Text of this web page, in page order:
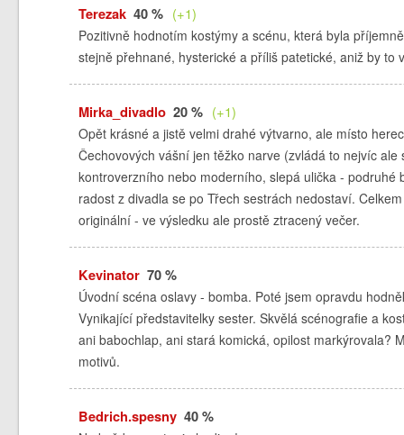
Terezak40 % (+1)
Pozitivně hodnotím kostýmy a scénu, která byla
stejně přehnané, hysterické a příliš patetické, aniž by to
Mirka_divadlo20 % (+1)
Opět krásné a jistě velmi drahé výtvarno, ale místo
Čechovových vášní jen těžko narve (zvládá to nejvíc
kontroverzního nebo moderního, slepá ulička -
radost z divadla se po Třech sestrách nedostaví.
originální - ve výsledku ale prostě ztracený večer.
Kevinator70 %
Úvodní scéna oslavy - bomba. Poté jsem opravdu
Vynikající představitelky sester. Skvělá scénografie a
ani babochlap, ani stará komická, opilost markýrovala?
motivů.
Bedrich.spesny40 %